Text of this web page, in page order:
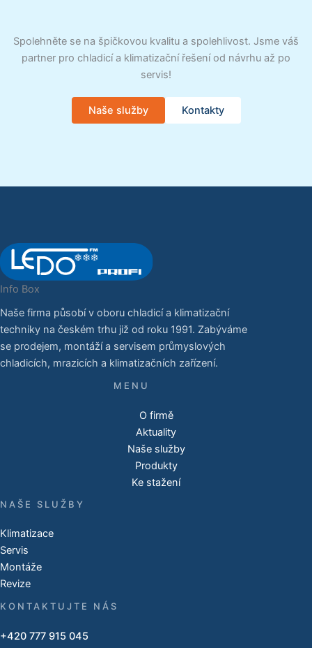
Spolehněte se na špičkovou kvalitu a spolehlivost. Jsme váš
partner pro chladicí a klimatizační řešení od návrhu až po
servis!
Naše služby Kontakty
Info Box
Naše firma působí v oboru chladicí a klimatizační
techniky na českém trhu již od roku 1991. Zabýváme
se prodejem, montáží a servisem průmyslových
chladicích, mrazicích a klimatizačních zařízení.
O firmě
Aktuality
Naše služby
Produkty
Ke stažení
NAŠE SLUŽBY
Klimatizace
Servis
Montáže
Revize
KONTAKTUJTE NÁS
+420 777 915 045